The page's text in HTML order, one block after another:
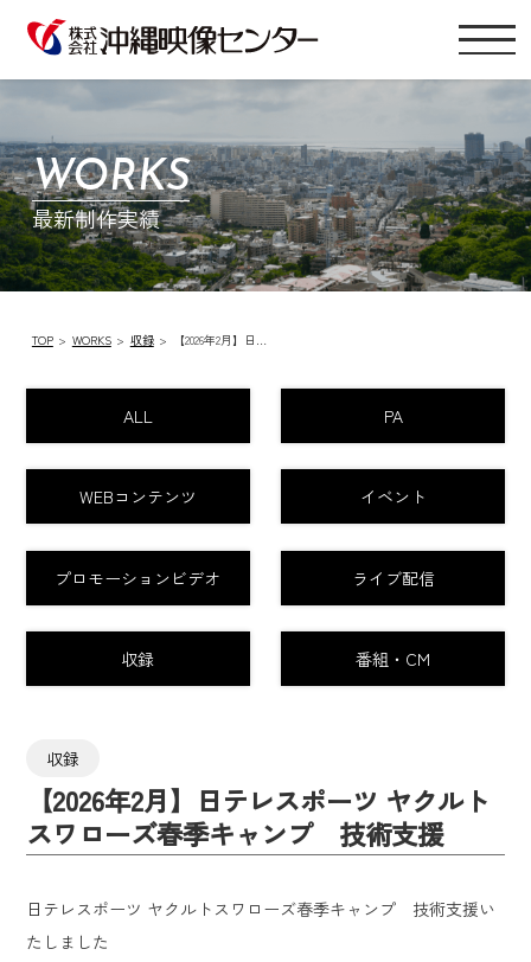
WORKS
最新制作実績
TOP WORKS 収録 【2026年2月】日…
ALL PA
WEBコンテンツ イベント
プロモーションビデオ ライブ配信
収録 番組・CM
収録
【2026年2月】日テレスポーツ ヤクルト
スワローズ春季キャンプ 技術支援
日テレスポーツ ヤクルトスワローズ春季キャンプ 技術支援い
たしました